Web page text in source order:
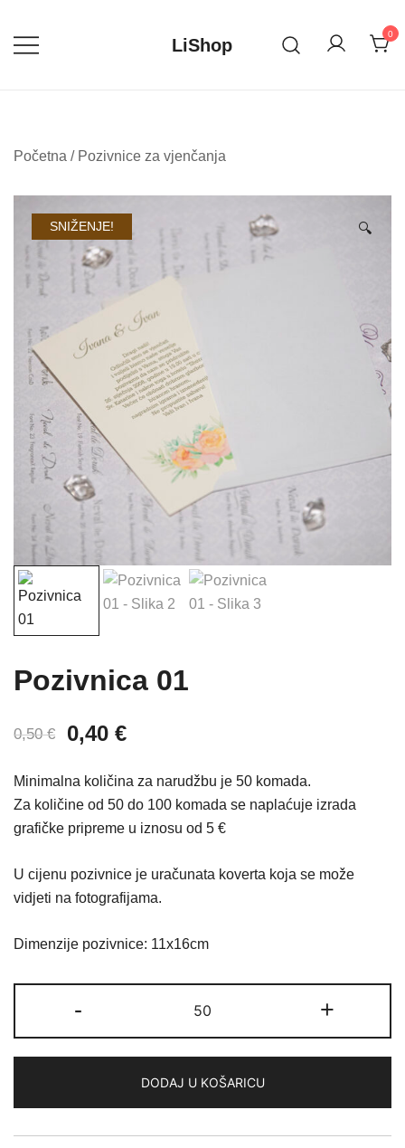
content
LiShop
0
Početna / Pozivnice za vjenčanja
SNIŽENJE! 🔍
Pozivnica 01
0,50€
Izvorna
cijena
bila
je:
0,50 €.
0,40 €Trenutna
je:
0,40 €.
Minimalna količina za narudžbu je 50 komada.
Za količine od 50 do 100 komada se naplaćuje izrada
grafičke pripreme u iznosu od 5 €
U cijenu pozivnice je uračunata koverta koja se može
vidjeti na fotografijama.
Dimenzije pozivnice: 11x16cm
-
01
količina
+
DODAJ U KOŠARICU